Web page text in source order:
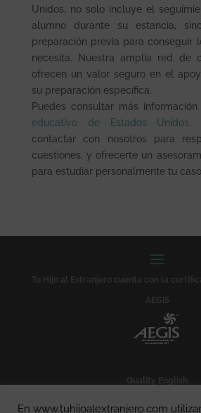
Unidos, no solo incluye el
alumno durante su estancia,
preparación previa para conseguir
necesita. Nuestra amplia red de
ofrecen un valor seguro en el
su preparación específica.
Puedes consultar más
educativo de Estados Unidos.
contactar con nosotros para
cuestiones, y ofrecerte un
para estudiar personalmente tu
Tu Hijo al Extranjero cuenta con la
AEGIS
Quality English
En www.tuhijoalextranjero.com